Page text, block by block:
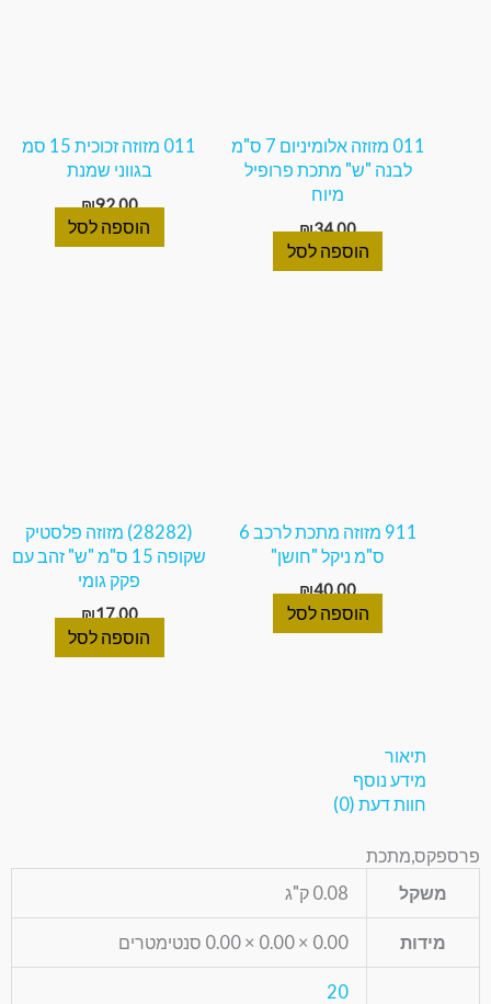
011 מזוזה אלומיניום 7 ס"מ
לבנה "ש" מתכת פרופיל
מיוח
₪34.00
הוספה לסל
011 מזוזה זכוכית 15 סמ
בגווני שמנת
₪92.00
הוספה לסל
911 מזוזה מתכת לרכב 6
ס"מ ניקל "חושן"
₪40.00
הוספה לסל
(28282) מזוזה פלסטיק
שקופה 15 ס"מ "ש" זהב עם
פקק גומי
₪17.00
הוספה לסל
תיאור
מידע נוסף
חוות דעת (0)
פרספקס,מתכת
משקל
0.08 ק"ג
מידות 0.00 × 0.00 × 0.00 סנטימטרים
20